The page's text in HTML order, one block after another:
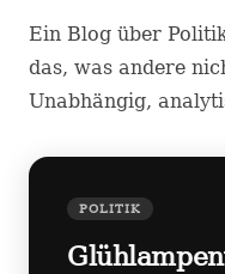
Ein Blog über
das, was andere
Unabhängig,
POLITIK